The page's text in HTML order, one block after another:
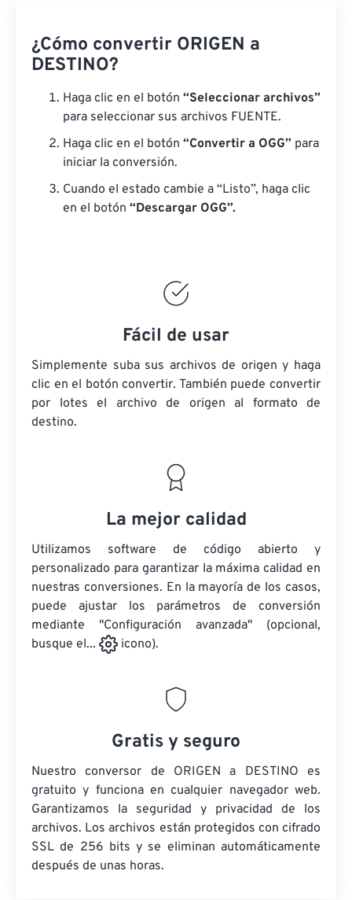
¿Cómo convertir ORIGEN a
DESTINO?
Haga clic en el botón “Seleccionar archivos”
para seleccionar sus archivos FUENTE.
Haga clic en el botón “Convertir a OGG” para
iniciar la conversión.
Cuando el estado cambie a “Listo”, haga clic
en el botón “Descargar OGG”.
Fácil de usar
Simplemente suba sus archivos de origen y haga
clic en el botón convertir. También puede convertir
por lotes el archivo de origen al formato de
destino.
La mejor calidad
Utilizamos software de código abierto y
personalizado para garantizar la máxima calidad en
nuestras conversiones. En la mayoría de los casos,
puede ajustar los parámetros de conversión
mediante "Configuración avanzada" (opcional,
busque el...
icono).
Gratis y seguro
Nuestro conversor de ORIGEN a DESTINO es
gratuito y funciona en cualquier navegador web.
Garantizamos la seguridad y privacidad de los
archivos. Los archivos están protegidos con cifrado
SSL de 256 bits y se eliminan automáticamente
después de unas horas.